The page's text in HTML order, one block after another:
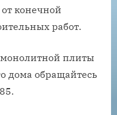
от конечной
работ.
монолитной плиты
дома обращайтесь